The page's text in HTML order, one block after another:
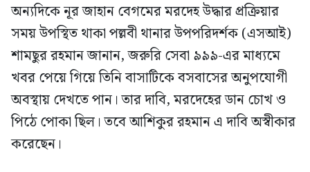
অন্যদিকে নূর জাহান বেগমের মরদেহ উদ্ধার প্রক্রিয়ার
সময় উপস্থিত থাকা পল্লবী থানার উপপরিদর্শক (এসআই)
শামছুর রহমান জানান, জরুরি সেবা ৯৯৯-এর মাধ্যমে
খবর পেয়ে গিয়ে তিনি বাসাটিকে বসবাসের অনুপযোগী
অবস্থায় দেখতে পান। তার দাবি, মরদেহের ডান চোখ ও
পিঠে পোকা ছিল। তবে আশিকুর রহমান এ দাবি অস্বীকার
করেছেন।